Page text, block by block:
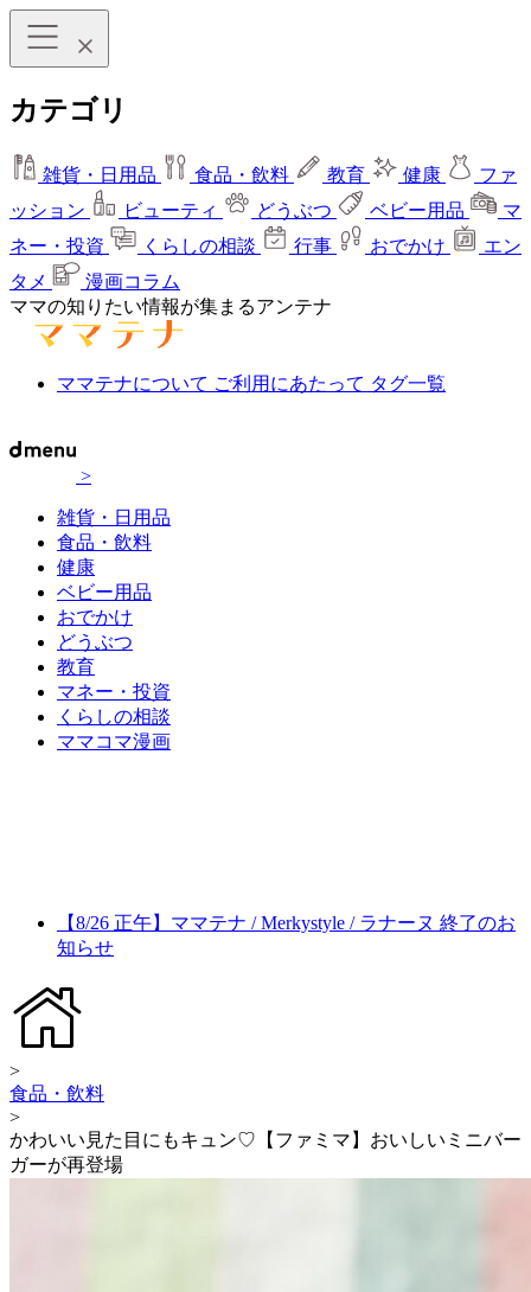
カテゴリ
雑貨・日用品 食品・飲料 教育 健康
ファ
ッション
ビューティ どうぶつ ベビー用品
マ
ネー・投資
くらしの相談 行事 おでかけ
エン
タメ
漫画コラム
ママの知りたい情報が集まるアンテナ
ママテナについて ご利用にあたって タグ一覧
>
雑貨・日用品
食品・飲料
健康
ベビー用品
おでかけ
どうぶつ
教育
マネー・投資
くらしの相談
ママコマ漫画
【8/26 正午】ママテナ / Merkystyle / ラナーヌ 終了のお
知らせ
>
食品・飲料
>
かわいい見た目にもキュン♡【ファミマ】おいしいミニバー
ガーが再登場